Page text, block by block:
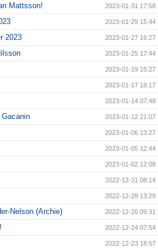
Mattsson! 2023-01-31 17:58
2023-01-29 15:44
2023 2023-01-27 16:27
2023-01-25 17:44
2023-01-19 15:27
2023-01-17 18:17
2023-01-14 07:48
2023-01-12 21:07
2023-01-06 13:27
2023-01-05 12:44
2023-01-02 12:08
2022-12-31 08:14
2022-12-28 13:29
Nelson (Archie) 2022-12-26 09:31
2022-12-24 07:54
2022-12-23 18:57